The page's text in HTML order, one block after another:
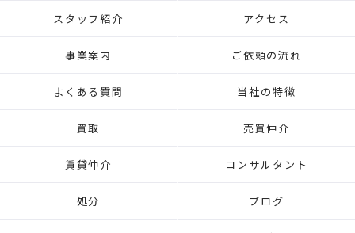
スタッフ紹介 アクセス
事業案内 ご依頼の流れ
よくある質問 当社の特徴
買取 売買仲介
賃貸仲介 コンサルタント
処分 ブログ